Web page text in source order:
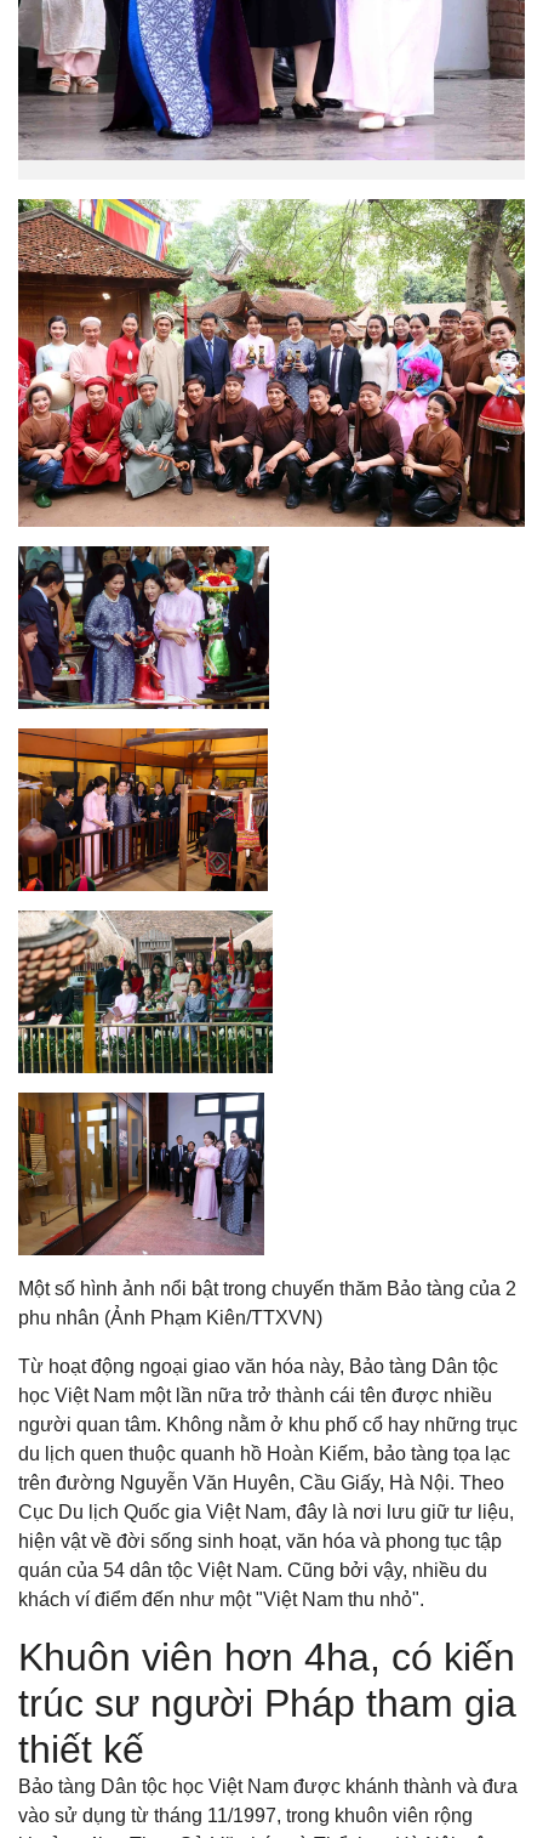
Một số hình ảnh nổi bật trong chuyến thăm Bảo tàng của 2
phu nhân (Ảnh Phạm Kiên/TTXVN)
Từ hoạt động ngoại giao văn hóa này, Bảo tàng Dân tộc
học Việt Nam một lần nữa trở thành cái tên được nhiều
người quan tâm. Không nằm ở khu phố cổ hay những trục
du lịch quen thuộc quanh hồ Hoàn Kiếm, bảo tàng tọa lạc
trên đường Nguyễn Văn Huyên, Cầu Giấy, Hà Nội. Theo
Cục Du lịch Quốc gia Việt Nam, đây là nơi lưu giữ tư liệu,
hiện vật về đời sống sinh hoạt, văn hóa và phong tục tập
quán của 54 dân tộc Việt Nam. Cũng bởi vậy, nhiều du
khách ví điểm đến như một "Việt Nam thu nhỏ".
Khuôn viên hơn 4ha, có kiến
trúc sư người Pháp tham gia
thiết kế
Bảo tàng Dân tộc học Việt Nam được khánh thành và đưa
vào sử dụng từ tháng 11/1997, trong khuôn viên rộng